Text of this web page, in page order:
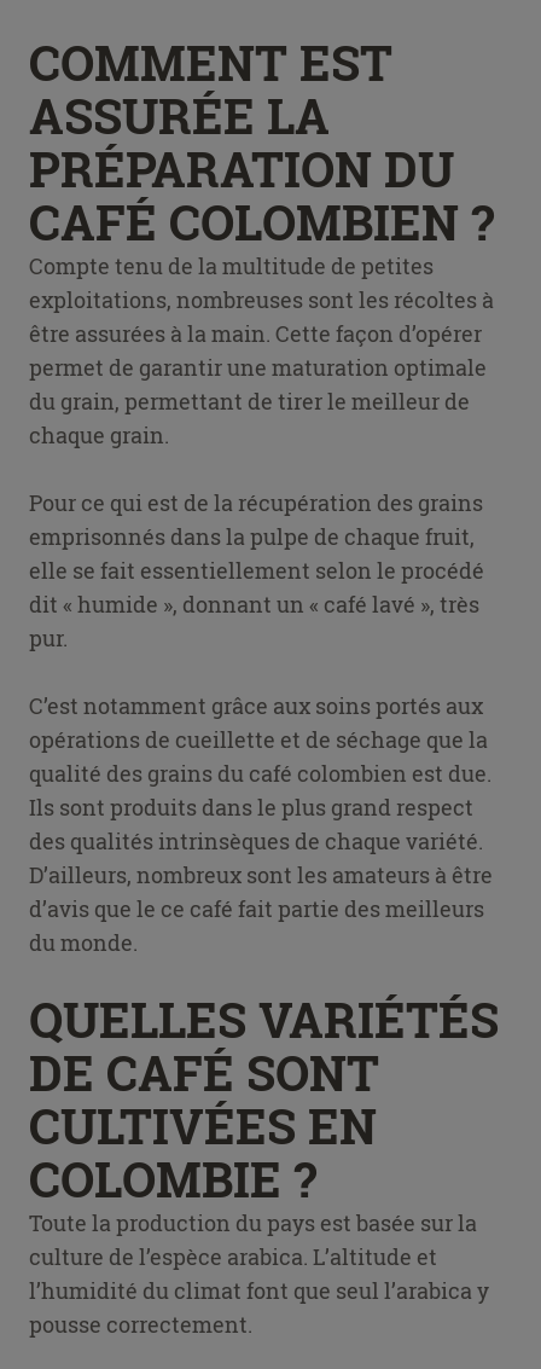
COMMENT EST
ASSURÉE LA
PRÉPARATION DU
CAFÉ COLOMBIEN ?
Compte tenu de la multitude de petites
exploitations, nombreuses sont les récoltes à
être assurées à la main. Cette façon d’opérer
permet de garantir une maturation optimale
du grain, permettant de tirer le meilleur de
chaque grain.
Pour ce qui est de la récupération des grains
emprisonnés dans la pulpe de chaque fruit,
elle se fait essentiellement selon le procédé
dit « humide », donnant un « café lavé », très
pur.
C’est notamment grâce aux soins portés aux
opérations de cueillette et de séchage que la
qualité des grains du café colombien est due.
Ils sont produits dans le plus grand respect
des qualités intrinsèques de chaque variété.
D’ailleurs, nombreux sont les amateurs à être
d’avis que le ce café fait partie des meilleurs
du monde.
QUELLES VARIÉTÉS
DE CAFÉ SONT
CULTIVÉES EN
COLOMBIE ?
Toute la production du pays est basée sur la
culture de l’espèce arabica. L’altitude et
l’humidité du climat font que seul l’arabica y
pousse correctement.